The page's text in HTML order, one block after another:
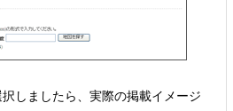
択しましたら、実際の掲載イメージ